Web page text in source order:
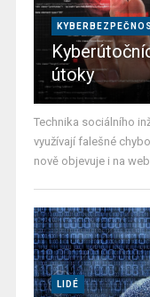
útoky
Technika sociálního
využívají falešné
nově objevuje i na
LIDÉ